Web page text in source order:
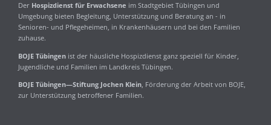
Der Hospizdienst für Erwachsene im Stadtgebiet Tübingen und
Umgebung bieten Begleitung, Unterstützung und Beratung an - in
Senioren- und Pflegeheimen, in Krankenhäusern und bei den Familien
zuhause.
BOJE Tübingenist der häusliche Hospizdienst ganz speziell für Kinder,
Jugendliche und Familien im Landkreis Tübingen.
BOJE Tübingen—Stiftung Jochen Klein, Förderung der Arbeit von BOJE,
zur Unterstützung betroffener Familien.